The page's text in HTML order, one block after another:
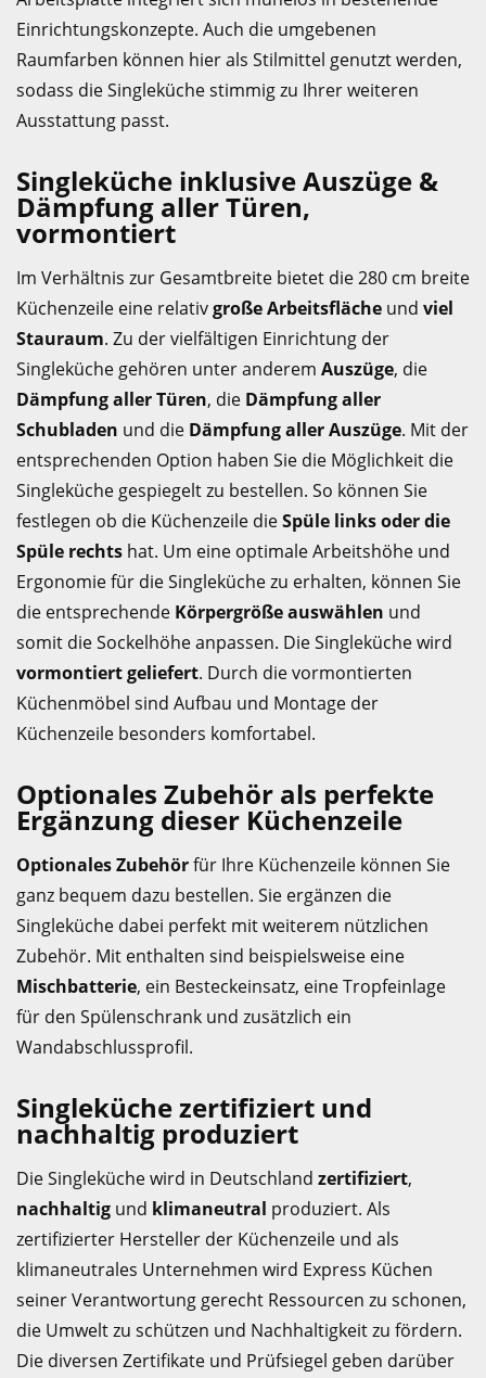
Einrichtungskonzepte. Auch die umgebenen
Raumfarben können hier als Stilmittel genutzt werden,
sodass die Singleküche stimmig zu Ihrer weiteren
Ausstattung passt.
Singleküche inklusive Auszüge &
Dämpfung aller Türen,
vormontiert
Im Verhältnis zur Gesamtbreite bietet die 280 cm breite
Küchenzeile eine relativgroße Arbeitsfläche und viel
Stauraum. Zu der vielfältigen Einrichtung der
Singleküche gehören unter anderem Auszüge, die
Dämpfung aller Türen, die Dämpfung aller
Schubladen und die Dämpfung aller Auszüge. Mit der
entsprechenden Option haben Sie die Möglichkeit die
Singleküche gespiegelt zu bestellen. So können Sie
festlegen ob die Küchenzeile dieSpüle links oder die
Spüle rechts hat. Um eine optimale Arbeitshöhe und
Ergonomie für die Singleküche zu erhalten, können Sie
die entsprechende Körpergröße auswählen und
somit die Sockelhöhe anpassen. Die Singleküche wird
vormontiert geliefert. Durch die vormontierten
Küchenmöbel sind Aufbau und Montage der
Küchenzeile besonders komfortabel.
Optionales Zubehör als perfekte
Ergänzung dieser Küchenzeile
Optionales Zubehörfür Ihre Küchenzeile können Sie
ganz bequem dazu bestellen. Sie ergänzen die
Singleküche dabei perfekt mit weiterem nützlichen
Zubehör. Mit enthalten sind beispielsweise eine
Mischbatterie, ein Besteckeinsatz, eine Tropfeinlage
für den Spülenschrank und zusätzlich ein
Wandabschlussprofil.
Singleküche zertifiziert und
nachhaltig produziert
Die Singleküche wird in Deutschland zertifiziert,
nachhaltig und klimaneutral produziert. Als
zertifizierter Hersteller der Küchenzeile und als
klimaneutrales Unternehmen wird Express Küchen
seiner Verantwortung gerecht Ressourcen zu schonen,
die Umwelt zu schützen und Nachhaltigkeit zu fördern.
Die diversen Zertifikate und Prüfsiegel geben darüber